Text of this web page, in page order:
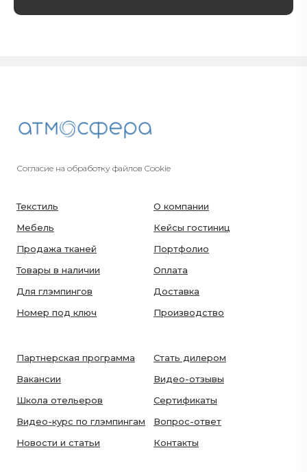
Согласие на обработку файлов Cookie
Текстиль
Мебель
Продажа тканей
Товары в наличии
Для глэмпингов
Номер под ключ
О компании
Кейсы гостиниц
Портфолио
Оплата
Доставка
Производство
Партнерская программа
Вакансии
Школа отельеров
Видео-курс по глэмпингам
Новости и статьи
Стать дилером
Видео-отзывы
Сертификаты
Вопрос-ответ
Контакты